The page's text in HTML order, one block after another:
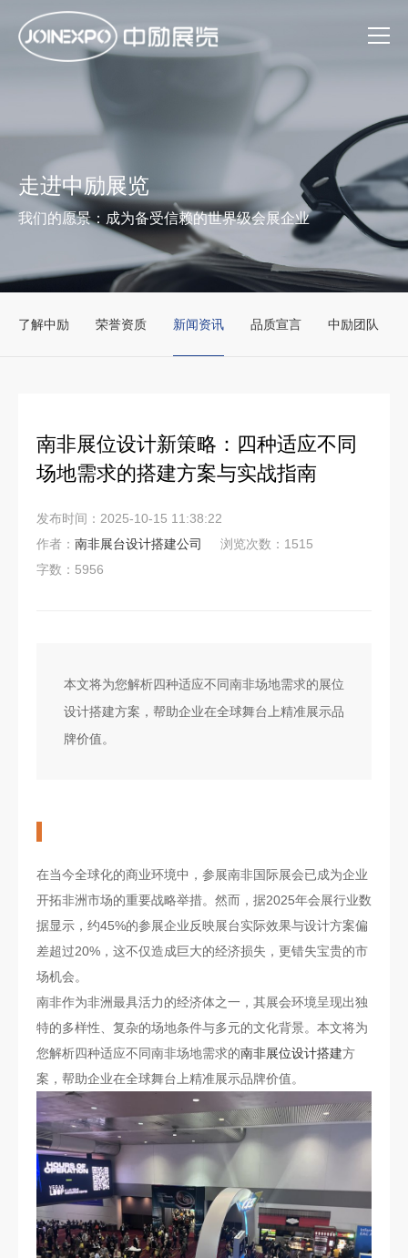
走进中励展览
我们的愿景：成为备受信赖的世界级会展企业
了解中励 荣誉资质 新闻资讯 品质宣言 中励团队
南非展位设计新策略：四种适应不同
场地需求的搭建方案与实战指南
发布时间：2025-10-15 11:38:22
作者： 南非展台设计搭建公司
浏览次数：1515
字数：5956
本文将为您解析四种适应不同南非场地需求的展位
设计搭建方案，帮助企业在全球舞台上精准展示品
牌价值。
在当今全球化的商业环境中，参展南非国际展会已成为企业
开拓非洲市场的重要战略举措。然而，据2025年会展行业数
据显示，约45%的参展企业反映展台实际效果与设计方案偏
差超过20%，这不仅造成巨大的经济损失，更错失宝贵的市
场机会。
南非作为非洲最具活力的经济体之一，其展会环境呈现出独
特的多样性、复杂的场地条件与多元的文化背景。本文将为
您解析四种适应不同南非场地需求的南非展位设计搭建方
案，帮助企业在全球舞台上精准展示品牌价值。